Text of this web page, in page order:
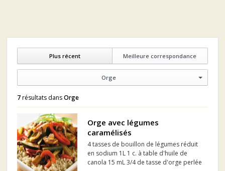
Meilleure correspondance
Plus récent
Orge
7résultats dansOrge
Orge avec légumes
caramélisés
4 tasses de bouillon de légumes réduit
en sodium 1L 1 c. à table d'huile de
canola 15 mL 3/4 de tasse d'orge perlée